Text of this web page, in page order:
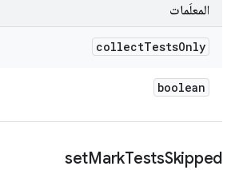
المعلَمات
collectTestsOnly
boolean
setMarkTestsSkipped